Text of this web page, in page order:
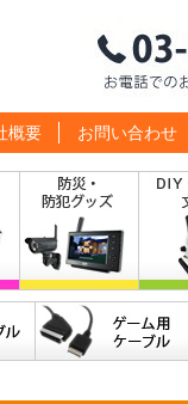
概要 お問い合わせ